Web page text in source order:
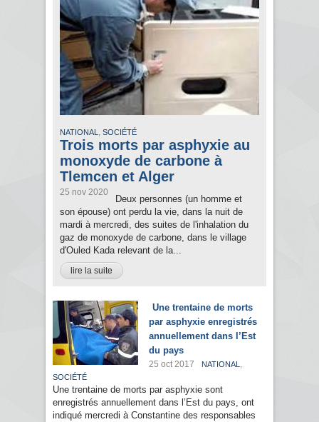
NATIONAL , SOCIÉTÉ
Trois morts par asphyxie au
monoxyde de carbone à
Tlemcen et Alger
25 nov 2020
Deux personnes (un homme et
son épouse) ont perdu la vie, dans la nuit de
mardi à mercredi, des suites de l'inhalation du
gaz de monoxyde de carbone, dans le village
d'Ouled Kada relevant de la...
lire la suite
Une trentaine de morts
par asphyxie enregistrés
annuellement dans l’Est
du pays
25 oct 2017 NATIONAL ,
SOCIÉTÉ
Une trentaine de morts par asphyxie sont
enregistrés annuellement dans l’Est du pays, ont
indiqué mercredi à Constantine des responsables